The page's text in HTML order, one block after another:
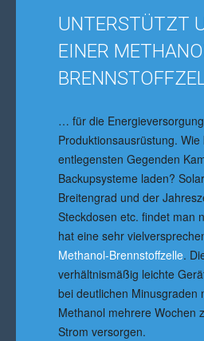
UNTERSTÜTZT
EINER
… für die
Produktionsausrüstung.
entlegensten Gegenden
Backupsysteme laden?
Breitengrad und der
Steckdosen etc. findet man
hat eine sehr
Methanol-Brennstoffzelle.
verhältnismäßig leichte
bei deutlichen Minusgraden
Methanol mehrere Wochen
Strom versorgen.